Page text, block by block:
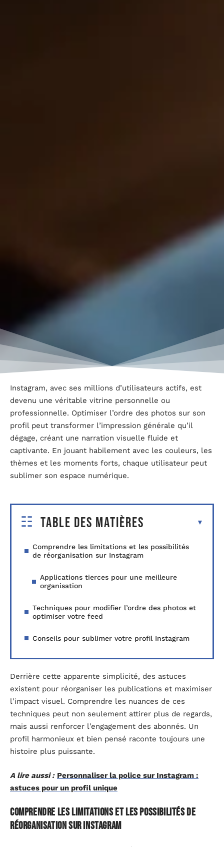
Instagram, avec ses millions d’utilisateurs actifs, est
devenu une véritable vitrine personnelle ou
professionnelle. Optimiser l’ordre des photos sur son
profil peut transformer l’impression générale qu’il
dégage, créant une narration visuelle fluide et
captivante. En jouant habilement avec les couleurs, les
thèmes et les moments forts, chaque utilisateur peut
sublimer son espace numérique.
Table des matières
Comprendre les limitations et les possibilités
de réorganisation sur Instagram
Applications tierces pour une meilleure
organisation
Techniques pour modifier l’ordre des photos et
optimiser votre feed
Conseils pour sublimer votre profil Instagram
Derrière cette apparente simplicité, des astuces
existent pour réorganiser les publications et maximiser
l’impact visuel. Comprendre les nuances de ces
techniques peut non seulement attirer plus de regards,
mais aussi renforcer l’engagement des abonnés. Un
profil harmonieux et bien pensé raconte toujours une
histoire plus puissante.
A lire aussi : Personnaliser la police sur Instagram :
astuces pour un profil unique
Comprendre les limitations et les possibilités de
réorganisation sur Instagram